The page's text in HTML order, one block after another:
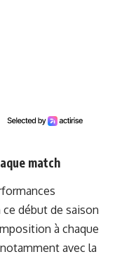
match
début de saison
à chaque
avec la